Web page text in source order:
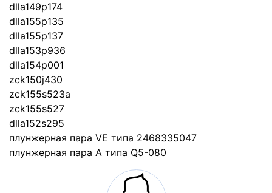
dlla149p174
dlla155p135
dlla155p137
dlla153p936
dlla154p001
zck150j430
zck155s523a
zck155s527
dlla152s295
плунжерная пара VE типа 2468335047
плунжерная пара A типа Q5-080